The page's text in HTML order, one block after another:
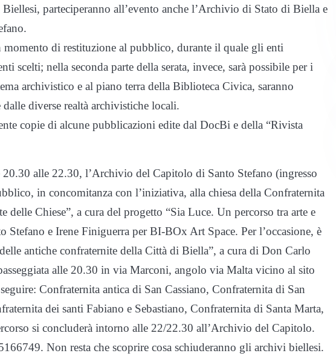
parteciperanno all’evento anche l’Archivio di Stato di Biella e
momento di restituzione al pubblico, durante il quale gli enti
scelti; nella seconda parte della serata, invece, sarà possibile per i
archivistico e al piano terra della Biblioteca Civica, saranno
diverse realtà archivistiche locali.
copie di alcune pubblicazioni edite dal DocBi e della “Rivista
20.30 alle 22.30, l’Archivio del Capitolo di Santo Stefano (ingresso
in concomitanza con l’iniziativa, alla chiesa della Confraternita
delle Chiese”, a cura del progetto “Sia Luce. Un percorso tra arte e
Stefano e Irene Finiguerra per BI-BOx Art Space. Per l’occasione, è
antiche confraternite della Città di Biella”, a cura di Don Carlo
alle 20.30 in via Marconi, angolo via Malta vicino al sito
Confraternita antica di San Cassiano, Confraternita di San
dei santi Fabiano e Sebastiano, Confraternita di Santa Marta,
si concluderà intorno alle 22/22.30 all’Archivio del Capitolo.
Non resta che scoprire cosa schiuderanno gli archivi biellesi.